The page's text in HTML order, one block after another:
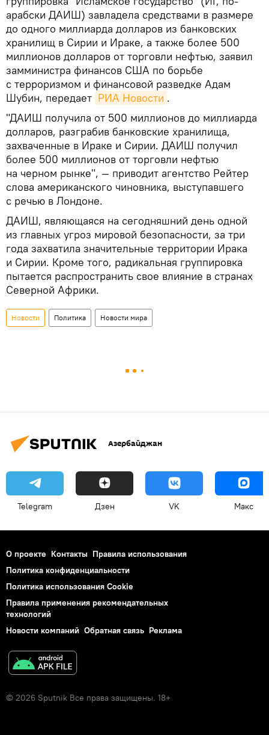
арабски ДАИШ) завладела средствами в размере
до одного миллиарда долларов из банковских
хранилищ в Сирии и Ираке, а также более 500
миллионов долларов от торговли нефтью, заявил
замминистра финансов США по борьбе
с терроризмом и финансовой разведке Адам
Шубин, передает РИА Новости .
"ДАИШ получила от 500 миллионов до миллиарда
долларов, разграбив банковские хранилища,
захваченные в Ираке и Сирии. ДАИШ получил
более 500 миллионов от торговли нефтью
на черном рынке", — приводит агентство Рейтер
слова американского чиновника, выступавшего
с речью в Лондоне.
ДАИШ, являющаяся на сегодняшний день одной
из главных угроз мировой безопасности, за три
года захватила значительные территории Ирака
и Сирии. Кроме того, радикальная группировка
пытается распространить свое влияние в странах
Северной Африки.
Новости Политика Новости мира
Азербайджан
Telegram Дзен VK Макс
О проекте Контакты Правила использования
Политика конфиденциальности
Политика использования Cookie
Правила применения рекомендательных
технологий
Новости компаний Обратная связь Реклама
© 2026 Sputnik Все права защищены. 18+